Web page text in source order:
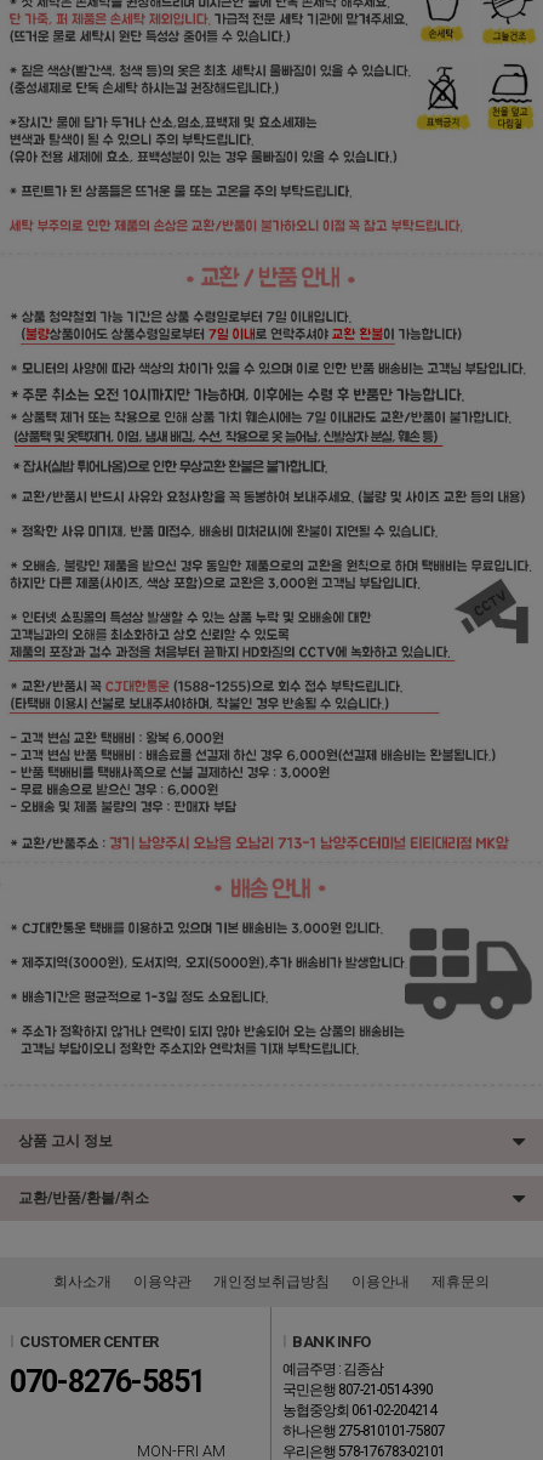
상품 고시 정보
교환/반품/환불/취소
회사소개 이용약관 개인정보취급방침 이용안내 제휴문의
l CUSTOMER CENTER
070-8276-5851
MON-FRI AM
l BANK INFO
예금주명 : 김종삼
국민은행 807-21-0514-390
농협중앙회 061-02-204214
하나은행 275-810101-75807
우리은행 578-176783-02101